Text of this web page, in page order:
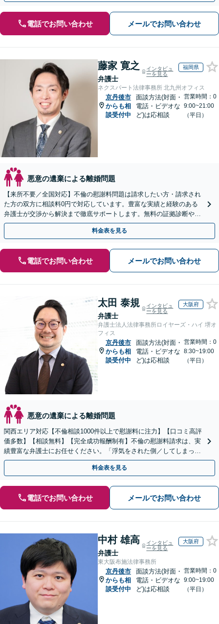
電話でお問い合わせ メールでお問い合わせ
藤家 寛之
弁護士
インタビュ
ーを見る
福岡県
ネクスパート法律事務所 北九州オフィス
京丹後市
からも相
談受付中
面談方法(対面・
電話・ビデオな
ど)は応相談
営業時間：0
9:00~21:00
（平日）
悪意の遺棄による離婚問題
【来所不要／全国対応】不倫の慰謝料問題は請求したい方・請求され
た方の双方に相談料0円で対応しています。豊富な実績と経験のある
弁護士が交渉から解決まで徹底サポートします。無料の証拠診断や着
手金の返還保証もありますので安心してご相談ください。
料金表を見る
電話でお問い合わせ メールでお問い合わせ
太田 泰規
弁護士
インタビュ
ーを見る
大阪府
弁護士法人法律事務所ロイヤーズ・ハイ 堺オ
フィス
京丹後市
からも相
談受付中
面談方法(対面・
電話・ビデオな
ど)は応相談
営業時間：0
8:30~19:00
（平日）
悪意の遺棄による離婚問題
関西エリア対応【不倫相談1000件以上で慰謝料に注力】【口コミ高評
価多数】【相談無料】【完全成功報酬制有】不倫の慰謝料請求は、実
績豊富な弁護士にお任せください。「浮気をされた側／してしまった
側両方対応」人情派弁護士！
料金表を見る
電話でお問い合わせ メールでお問い合わせ
中村 雄高
弁護士
インタビュ
ーを見る
大阪府
東大阪布施法律事務所
京丹後市
からも相
談受付中
面談方法(対面・
電話・ビデオな
ど)は応相談
営業時間：0
9:00~19:00
（平日）